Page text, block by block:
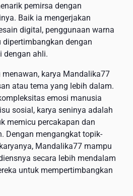
pemirsa dengan
Baik ia mengerjakan
digital, penggunaan warna
dengan
dengan ahli.
karya Mandalika77
atau tema yang lebih dalam.
emosi manusia
sosial, karya seninya adalah
memicu percakapan dan
Dengan mengangkat topik-
Mandalika77 mampu
secara lebih mendalam
untuk mempertimbangkan